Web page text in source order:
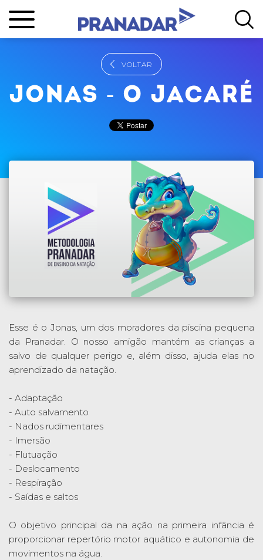
VOLTAR
JONAS - O JACARÉ
Esse é o Jonas, um dos moradores da piscina pequena
da Pranadar. O nosso amigão mantém as crianças a
salvo de qualquer perigo e, além disso, ajuda elas no
aprendizado da natação.
- Adaptação
- Auto salvamento
- Nados rudimentares
- Imersão
- Flutuação
- Deslocamento
- Respiração
- Saídas e saltos
O objetivo principal da na ação na primeira infância é
proporcionar repertório motor aquático e autonomia de
movimentos na água.